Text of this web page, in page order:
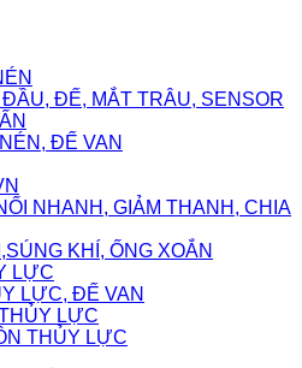
ĐẦU, ĐẾ, MẮT TRÂU, SENSOR
ĐẾ VAN
NHANH, GIẢM THANH, CHIA
KHÍ, ỐNG XOẮN
LỰC
LỰC, ĐẾ VAN
LỰC
THỦY LỰC